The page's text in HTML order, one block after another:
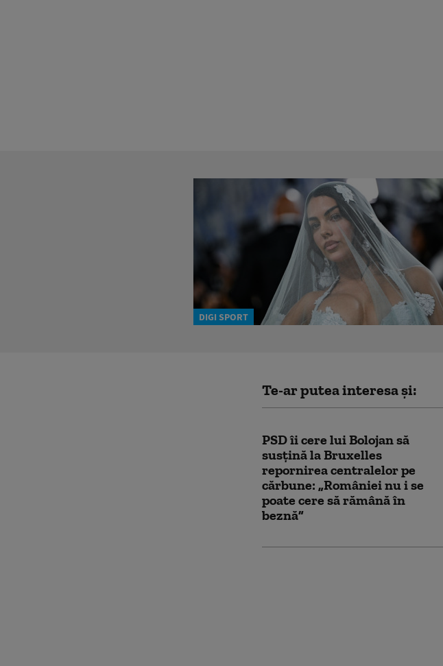
DIGI SPORT
Te-ar putea interesa și:
PSD îi cere lui Bolojan să
susțină la Bruxelles
repornirea centralelor pe
cărbune: „României nu i se
poate cere să rămână în
beznă”